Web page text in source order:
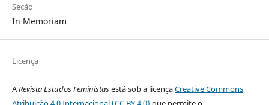
Seção
In Memoriam
Licença
ARevista Estudos Feministasestá sob a licençaCreative Commons